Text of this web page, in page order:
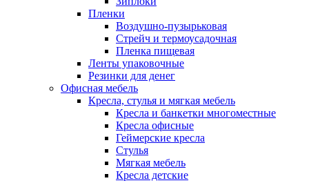
Пленки
Воздушно-пузырьковая
Стрейч и термоусадочная
Пленка пищевая
Ленты упаковочные
Резинки для денег
Офисная мебель
Кресла, стулья и мягкая мебель
Кресла и банкетки многоместные
Кресла офисные
Геймерские кресла
Стулья
Мягкая мебель
Кресла детские